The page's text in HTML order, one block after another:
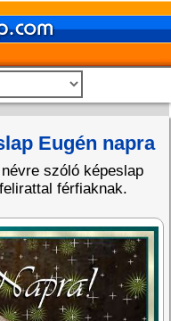
Eugén napra
szóló képeslap
férfiaknak.